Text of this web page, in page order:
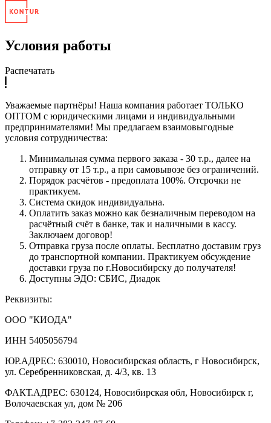
Условия работы
Распечатать
Уважаемые партнёры! Наша компания работает ТОЛЬКО
ОПТОМ с юридическими лицами и индивидуальными
предпринимателями! Мы предлагаем взаимовыгодные
условия сотрудничества:
Минимальная сумма первого заказа - 30 т.р., далее на
отправку от 15 т.р., а при самовывозе без ограничений.
Порядок расчётов - предоплата 100%. Отсрочки не
практикуем.
Система скидок индивидуальна.
Оплатить заказ можно как безналичным переводом на
расчётный счёт в банке, так и наличными в кассу.
Заключаем договор!
Отправка груза после оплаты. Бесплатно доставим груз
до транспортной компании. Практикуем обсуждение
доставки груза по г.Новосибирску до получателя!
Доступны ЭДО: СБИС, Диадок
Реквизиты:
ООО "КИОДА"
ИНН 5405056794
ЮР.АДРЕС: 630010, Новосибирская область, г Новосибирск,
ул. Серебренниковская, д. 4/3, кв. 13
ФАКТ.АДРЕС: 630124, Новосибирская обл, Новосибирск г,
Волочаевская ул, дом № 206